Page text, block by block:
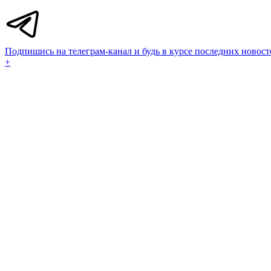
Подпишись на телеграм-канал и будь в курсе последних
+